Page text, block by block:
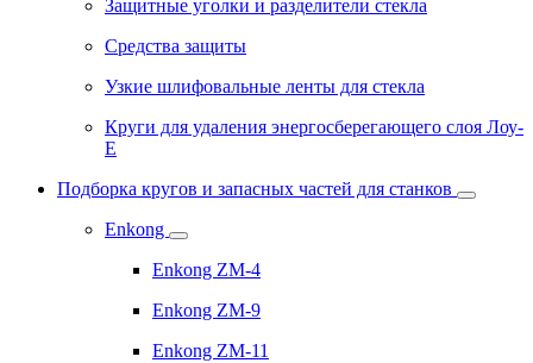
Защитные уголки и разделители стекла
Средства защиты
Узкие шлифовальные ленты для стекла
Круги для удаления энергосберегающего слоя Лоу-
Е
Подборка кругов и запасных частей для станков
Enkong
Enkong ZM-4
Enkong ZM-9
Enkong ZM-11